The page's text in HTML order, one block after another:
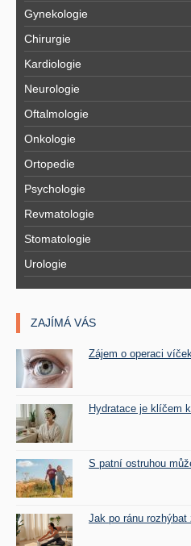
Gynekologie
Chirurgie
Kardiologie
Neurologie
Oftalmologie
Onkologie
Ortopedie
Psychologie
Revmatologie
Stomatologie
Urologie
ZAJÍMÁ VÁS
Zájem o operaci
Hydratace je klíčem
S patní ostruhou
Jak po ránu